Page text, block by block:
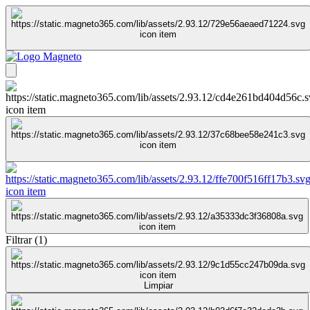
Filtrar(1)
Limpiar